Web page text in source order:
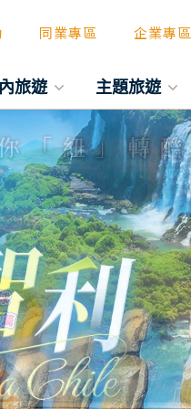
同業專區 企業專區
旅遊 主題旅遊